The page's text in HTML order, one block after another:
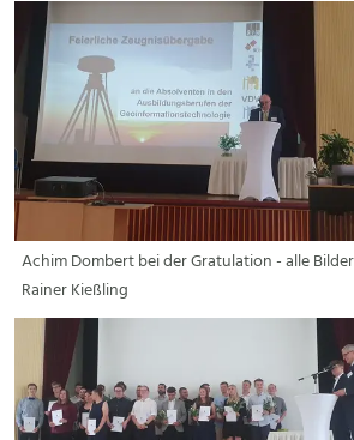
Achim Dombert bei der Gratulation - alle
Rainer Kießling